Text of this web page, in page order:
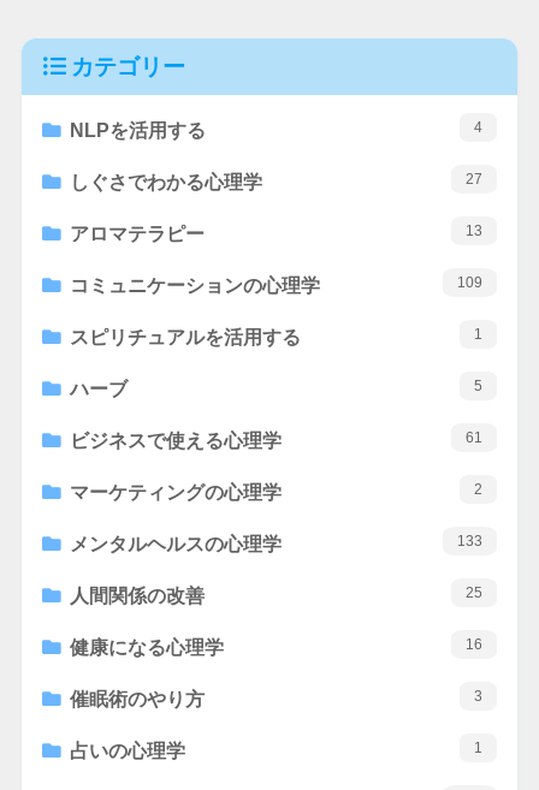
カテゴリー
NLPを活用する 4
しぐさでわかる心理学 27
アロマテラピー 13
コミュニケーションの心理学 109
スピリチュアルを活用する 1
ハーブ 5
ビジネスで使える心理学 61
マーケティングの心理学 2
メンタルヘルスの心理学 133
人間関係の改善 25
健康になる心理学 16
催眠術のやり方 3
占いの心理学 1